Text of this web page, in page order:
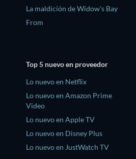
La maldición de Widow's Bay
From
Top 5 nuevo en proveedor
Lo nuevo en Netflix
Lo nuevo en Amazon Prime
Video
Lo nuevo en Apple TV
Lo nuevo en Disney Plus
Lo nuevo en JustWatch TV